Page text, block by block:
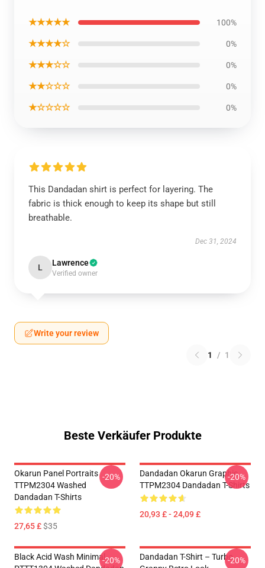
★★★★★ 100%
★★★★☆ 0%
★★★☆☆ 0%
★★☆☆☆ 0%
★☆☆☆☆ 0%
This Dandadan shirt is perfect for layering. The
fabric is thick enough to keep its shape but still
breathable.
Dec 31, 2024
L Lawrence
Verified owner
Write your review
1 / 1
Beste Verkäufer Produkte
Okarun Panel Portraits
TTPM2304 Washed
Dandadan T-Shirts
27,65 £$35
-20%
Dandadan Okarun Graphic
TTPM2304 Dandadan T-Shirts
20,93 £ - 24,09 £
-20%
Black Acid Wash Minimal-20%
Dandadan T-Shirt – Turbo-20%